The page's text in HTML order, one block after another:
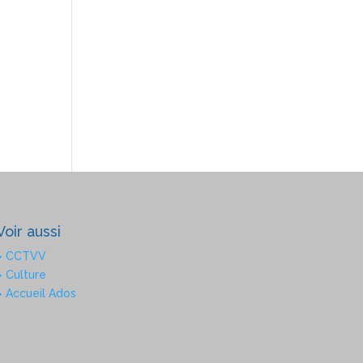
aussi
CCTVV
Culture
Accueil Ados